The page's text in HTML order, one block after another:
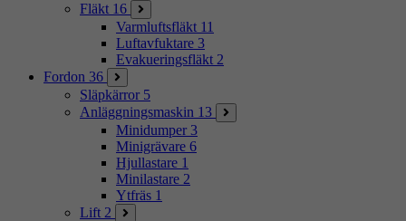
Fläkt 16
Varmluftsfläkt 11
Luftavfuktare 3
Evakueringsfläkt 2
Fordon 36
Släpkärror 5
Anläggningsmaskin 13
Minidumper 3
Minigrävare 6
Hjullastare 1
Minilastare 2
Ytfräs 1
Lift 2